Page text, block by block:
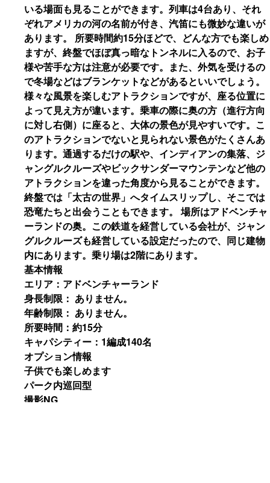
いる場面も見ることができます。列車は4台あり、それ
ぞれアメリカの河の名前が付き、汽笛にも微妙な違いが
あります。 所要時間約15分ほどで、どんな方でも楽しめ
ますが、終盤でほぼ真っ暗なトンネルに入るので、お子
様や苦手な方は注意が必要です。また、外気を受けるの
で冬場などはブランケットなどがあるといいでしょう。
様々な風景を楽しむアトラクションですが、座る位置に
よって見え方が違います。乗車の際に奥の方（進行方向
に対し右側）に座ると、大体の景色が見やすいです。こ
のアトラクションでないと見られない景色がたくさんあ
ります。通過するだけの駅や、インディアンの集落、ジ
ャングルクルーズやビックサンダーマウンテンなど他の
アトラクションを違った角度から見ることができます。
終盤では「太古の世界」へタイムスリップし、そこでは
恐竜たちと出会うこともできます。 場所はアドベンチャ
ーランドの奥。この鉄道を経営している会社が、ジャン
グルクルーズも経営している設定だったので、同じ建物
内にあります。乗り場は2階にあります。
基本情報
エリア：アドベンチャーランド
身長制限： ありません。
年齢制限： ありません。
所要時間：約15分
キャパシティー：1編成140名
オプション情報
子供でも楽しめます
パーク内巡回型
撮影NG